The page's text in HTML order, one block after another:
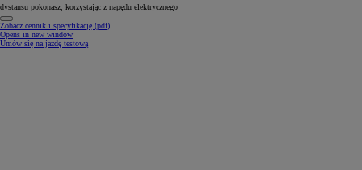
dystansu pokonasz, korzystając z napędu elektrycznego
Zobacz cennik i specyfikację (pdf)
Opens in new window
Umów się na jazdę testową